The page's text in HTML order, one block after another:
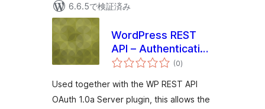
6.6.5で検証済み
WordPress REST
API – Authentication
Broker
(0個
の
価
)
Used together with the WP REST API
OAuth 1.0a Server plugin, this allows the